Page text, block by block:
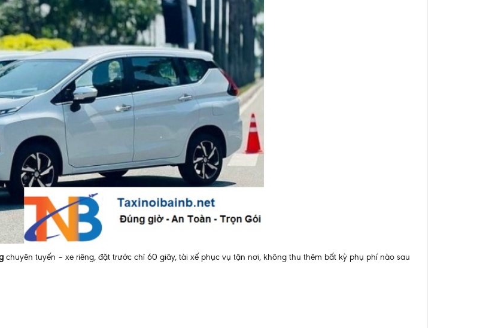
chuyên tuyến – xe riêng, đặt trước chỉ 60 giây, tài xế phục vụ tận nơi, không thu thêm bất kỳ phụ phí nào sau